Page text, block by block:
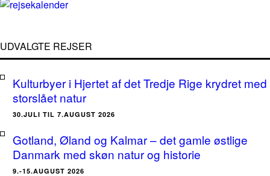
UDVALGTE REJSER
Kulturbyer i Hjertet af det Tredje Rige krydret med
storslået natur
30.JULI TIL 7.AUGUST 2026
Gotland, Øland og Kalmar – det gamle østlige
Danmark med skøn natur og historie
9.-15.AUGUST 2026